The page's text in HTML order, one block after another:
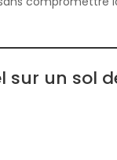
sur un sol